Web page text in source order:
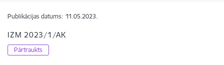
Publikācijas datums: 11.05.2023.
IZM 2023/1/AK
Pārtraukts